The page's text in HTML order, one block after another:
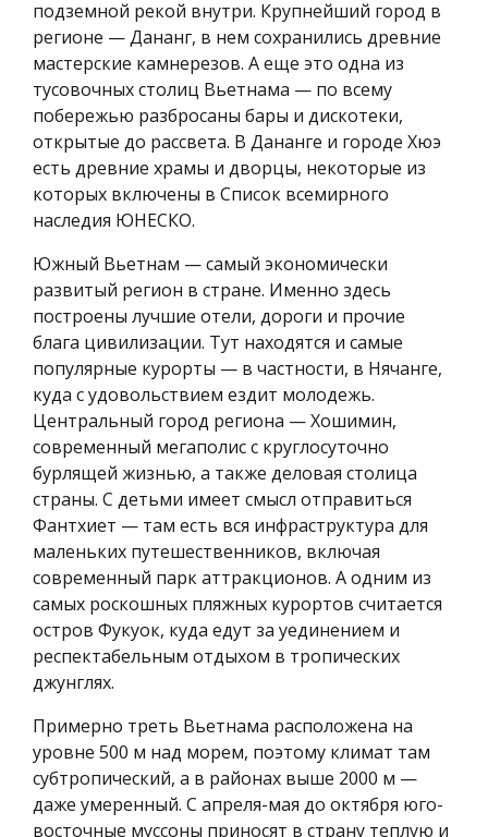
подземной рекой внутри. Крупнейший город в
регионе — Дананг, в нем сохранились древние
мастерские камнерезов. А еще это одна из
тусовочных столиц Вьетнама — по всему
побережью разбросаны бары и дискотеки,
открытые до рассвета. В Дананге и городе Хюэ
есть древние храмы и дворцы, некоторые из
которых включены в Список всемирного
наследия ЮНЕСКО.
Южный Вьетнам — самый экономически
развитый регион в стране. Именно здесь
построены лучшие отели, дороги и прочие
блага цивилизации. Тут находятся и самые
популярные курорты — в частности, в Нячанге,
куда с удовольствием ездит молодежь.
Центральный город региона — Хошимин,
современный мегаполис с круглосуточно
бурлящей жизнью, а также деловая столица
страны. С детьми имеет смысл отправиться
Фантхиет — там есть вся инфраструктура для
маленьких путешественников, включая
современный парк аттракционов. А одним из
самых роскошных пляжных курортов считается
остров Фукуок, куда едут за уединением и
респектабельным отдыхом в тропических
джунглях.
Примерно треть Вьетнама расположена на
уровне 500 м над морем, поэтому климат там
субтропический, а в районах выше 2000 м —
даже умеренный. С апреля-мая до октября юго-
восточные муссоны приносят в страну теплую и